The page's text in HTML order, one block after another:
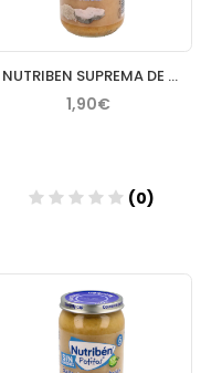
NUTRIBEN SUPREMA DE MERLUZA CON ARROZ POTITO 235 G
1,90€
(0)
Añadir